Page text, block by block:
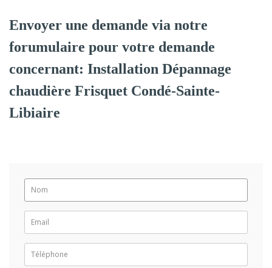
Envoyer une demande via notre
forumulaire pour votre demande
concernant: Installation Dépannage
chaudière Frisquet Condé-Sainte-
Libiaire